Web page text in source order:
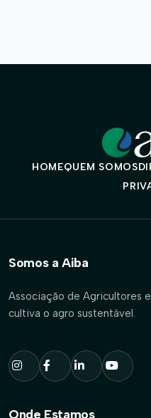
HOMEQUEM SOMOS
Somos a Aiba
Associação de Agricultores
cultiva o agro sustentável.
Onde Estamos